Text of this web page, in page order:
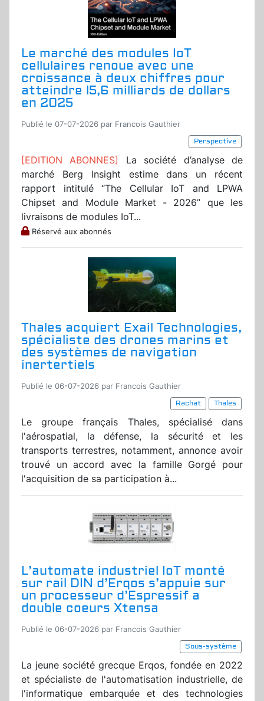
Le marché des modules IoT
cellulaires renoue avec une
croissance à deux chiffres pour
atteindre l5,6 milliards de dollars
en 2025
Publié le 07-07-2026 par Francois Gauthier
Perspective
[EDITION ABONNES] La société d’analyse de
marché Berg Insight estime dans un récent
rapport intitulé “The Cellular IoT and LPWA
Chipset and Module Market - 2026” que les
livraisons de modules IoT...
Réservé aux abonnés
Thales acquiert Exail Technologies,
spécialiste des drones marins et
des systèmes de navigation
inertertiels
Publié le 06-07-2026 par Francois Gauthier
Rachat
Thales
Le groupe français Thales, spécialisé dans
l'aérospatial, la défense, la sécurité et les
transports terrestres, notamment, annonce avoir
trouvé un accord avec la famille Gorgé pour
l'acquisition de sa participation à...
L’automate industriel IoT monté
sur rail DIN d’Erqos s’appuie sur
un processeur d’Espressif a
double coeurs Xtensa
Publié le 06-07-2026 par Francois Gauthier
Sous-système
La jeune société grecque Erqos, fondée en 2022
et spécialiste de l'automatisation industrielle, de
l'informatique embarquée et des technologies